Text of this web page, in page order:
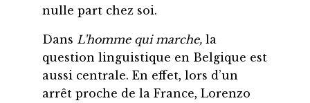
nulle part chez soi.
Dans L’homme qui marche,la
question linguistique en Belgique est
aussi centrale. En effet, lors d’un
arrêt proche de la France, Lorenzo